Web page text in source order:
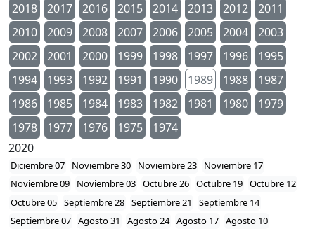
2018
2017 2016 2015 2014 2013 2012
2011
2010
2009 2008 2007 2006 2005 2004
2003
2002
2001 2000 1999 1998 1997 1996
1995
1994
1993 1992 1991 1990 1989 1988
1987
1986
1985 1984 1983 1982 1981 1980
1979
1978
1977 1976 1975
1974
2020
Diciembre 07 Noviembre 30 Noviembre 23
Noviembre 17
Noviembre 09
Noviembre 03 Octubre 26 Octubre 19 Octubre 12
Octubre 05 Septiembre 28 Septiembre 21
Septiembre 14
Septiembre 07 Agosto 31 Agosto 24 Agosto 17 Agosto 10